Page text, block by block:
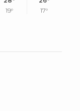
19°
17°